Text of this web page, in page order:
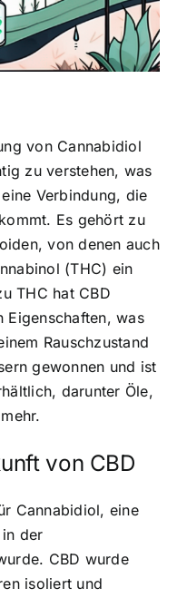
von Cannabidiol
zu verstehen, was
Verbindung, die
Es gehört zu
von denen auch
(THC) ein
THC hat CBD
Eigenschaften, was
Rauschzustand
gewonnen und ist
darunter Öle,
von CBD
Cannabidiol, eine
der
CBD wurde
isoliert und